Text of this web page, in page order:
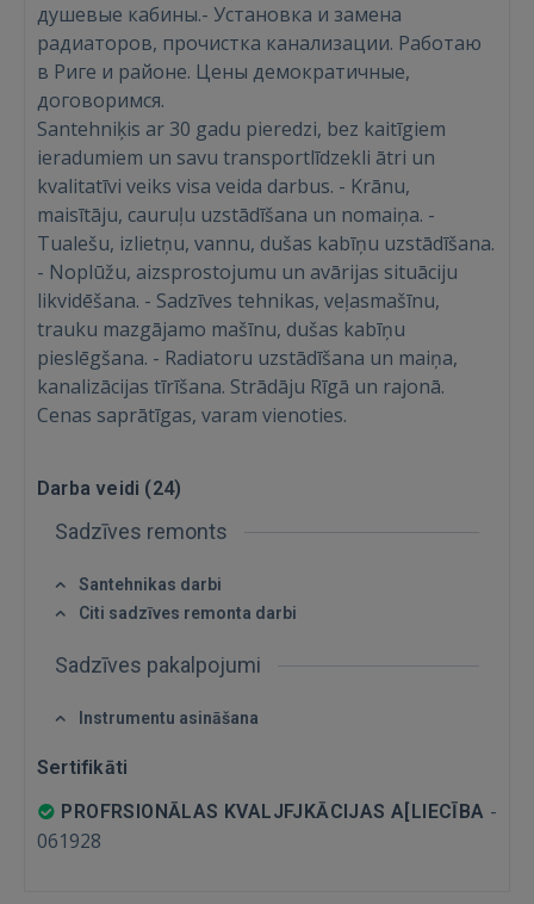
Ienākt
FACEBOOK
 Sign in with Apple
душевые кабины.- Установка и замена
радиаторов, прочистка канализации. Работаю
в Риге и районе. Цены демократичные,
договоримся.
Santehniķis ar 30 gadu pieredzi, bez kaitīgiem
ieradumiem un savu transportlīdzekli ātri un
kvalitatīvi veiks visa veida darbus. - Krānu,
maisītāju, cauruļu uzstādīšana un nomaiņa. -
Tualešu, izlietņu, vannu, dušas kabīņu uzstādīšana.
- Noplūžu, aizsprostojumu un avārijas situāciju
likvidēšana. - Sadzīves tehnikas, veļasmašīnu,
trauku mazgājamo mašīnu, dušas kabīņu
pieslēgšana. - Radiatoru uzstādīšana un maiņa,
kanalizācijas tīrīšana. Strādāju Rīgā un rajonā.
Cenas saprātīgas, varam vienoties.
Darba veidi (24)
Sadzīves remonts
Santehnikas darbi
Citi sadzīves remonta darbi
Sadzīves pakalpojumi
Instrumentu asināšana
Sertifikāti
PROFRSIONĀLAS KVALJFJKĀCIJAS A[LIECĪBA -
061928